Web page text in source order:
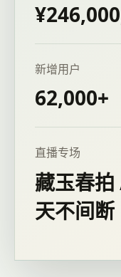
新增用户
62,000+
直播专场
藏玉春
天不间断